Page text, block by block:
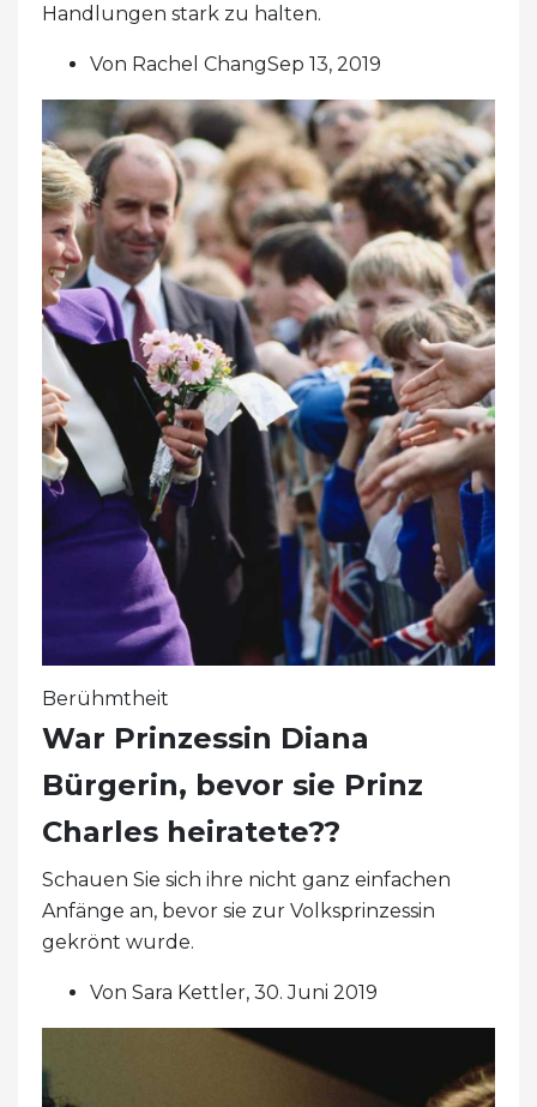
Handlungen stark zu halten.
Von Rachel ChangSep 13, 2019
Berühmtheit
War Prinzessin Diana
Bürgerin, bevor sie Prinz
Charles heiratete??
Schauen Sie sich ihre nicht ganz einfachen
Anfänge an, bevor sie zur Volksprinzessin
gekrönt wurde.
Von Sara Kettler, 30. Juni 2019